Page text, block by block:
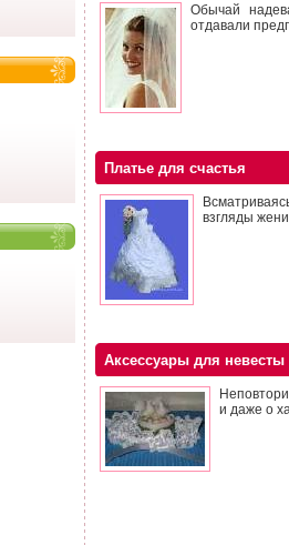
Обычай
отдавали
Платье для счастья
взгляды
Аксессуары для невесты
и даже о